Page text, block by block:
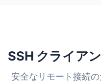
SSH クライア
安全なリモート接続